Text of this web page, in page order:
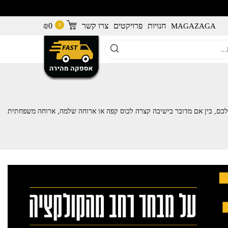
MAGAZAGA חנויות פרויקטים צרו קשר ₪0
בין אם מדובר בישיבה קצרה לכוס קפה או ארוחה שלמה, ארוחה משפחתית